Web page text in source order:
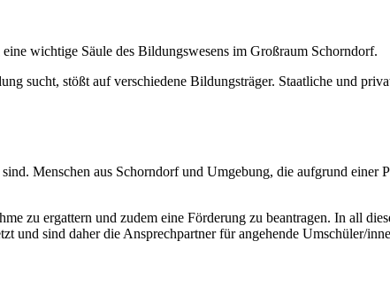
wichtige Säule des Bildungswesens im Großraum Schorndorf.
sucht, stößt auf verschiedene Bildungsträger. Staatliche und
Menschen aus Schorndorf und Umgebung, die aufgrund
zu ergattern und zudem eine Förderung zu beantragen. In all
und sind daher die Ansprechpartner für angehende Umschüler/